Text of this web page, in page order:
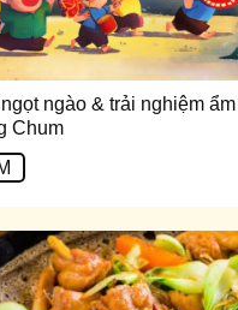
ngọt ngào & trải nghiệm
Chum